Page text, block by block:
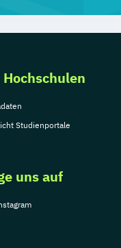
Hochschulen
Studienportale
uns auf